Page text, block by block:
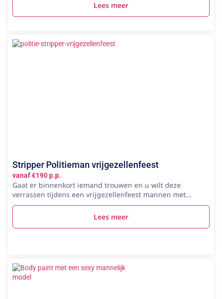
Lees meer
Stripper Politieman vrijgezellenfeest
vanaf €190 p.p.
Gaat er binnenkort iemand trouwen en u wilt deze
verrassen tijdens een vrijgezellenfeest mannen met...
Lees meer